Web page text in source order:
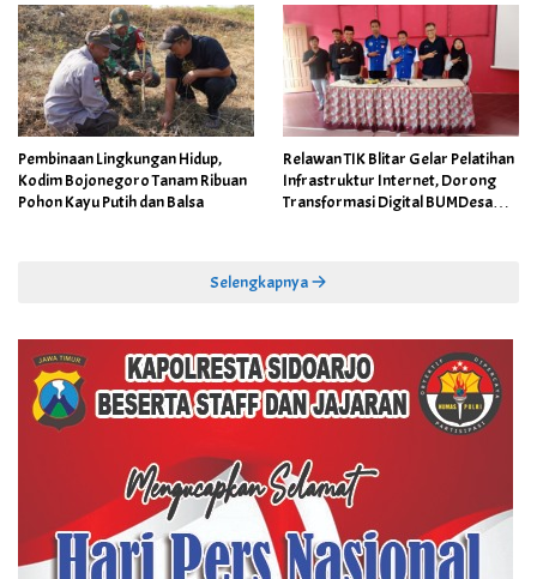
Pembinaan Lingkungan Hidup,
Kodim Bojonegoro Tanam Ribuan
Pohon Kayu Putih dan Balsa
Relawan TIK Blitar Gelar Pelatihan
Infrastruktur Internet, Dorong
Transformasi Digital BUMDesa
Selengkapnya